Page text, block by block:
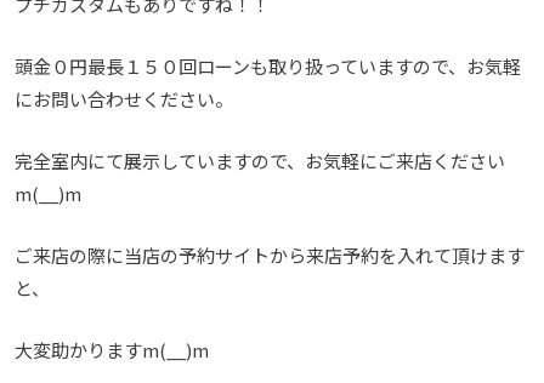
頭金０円最長１５０回ローンも取り扱っていますので、お気軽
にお問い合わせください。
完全室内にて展示していますので、お気軽にご来店ください
m(__)m
ご来店の際に当店の予約サイトから来店予約を入れて頂けます
と、
大変助かりますm(__)m